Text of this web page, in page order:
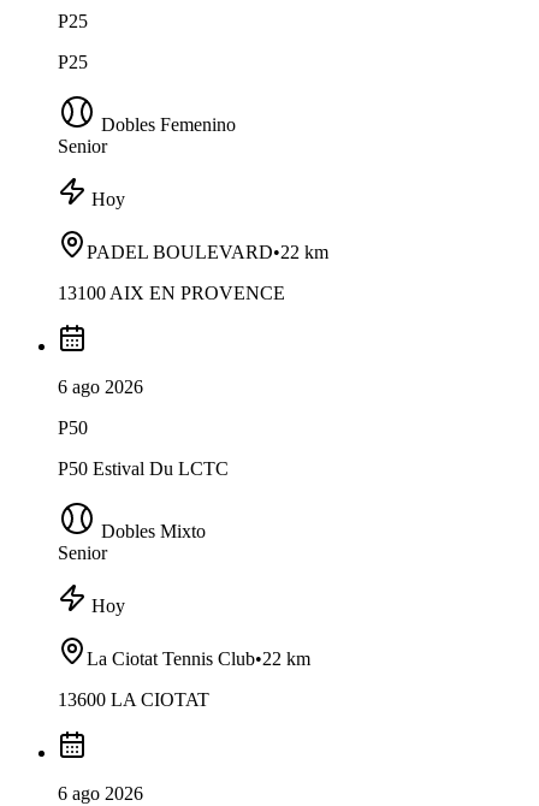
P25
P25
Dobles Femenino
Senior
Hoy
PADEL BOULEVARD•22 km
13100 AIX EN PROVENCE
6 ago 2026
P50
P50 Estival Du LCTC
Dobles Mixto
Senior
Hoy
La Ciotat Tennis Club•22 km
13600 LA CIOTAT
6 ago 2026